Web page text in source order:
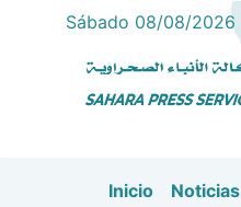
Sábado 08/08/2026
Inicio Noticias